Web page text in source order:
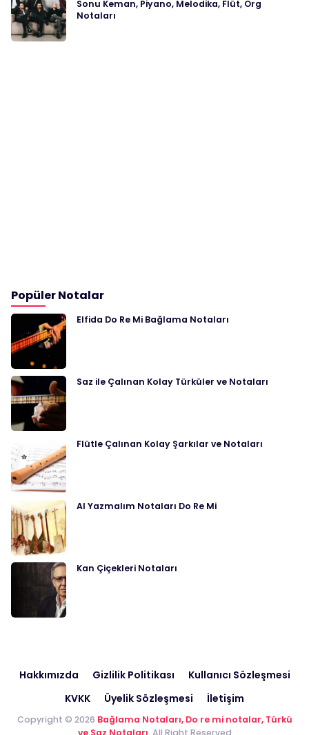
Sonu Keman, Piyano, Melodika, Flüt, Org
Notaları
Popüler Notalar
Elfida Do Re Mi Bağlama Notaları
Saz ile Çalınan Kolay Türküler ve Notaları
Flütle Çalınan Kolay Şarkılar ve Notaları
Al Yazmalım Notaları Do Re Mi
Kan Çiçekleri Notaları
Hakkımızda Gizlilik Politikası
Kullanıcı Sözleşmesi
KVKK
Üyelik Sözleşmesi İletişim
Copyright © 2026 Bağlama Notaları, Do re mi notalar, Türkü
ve Saz Notaları . All Right Reserved